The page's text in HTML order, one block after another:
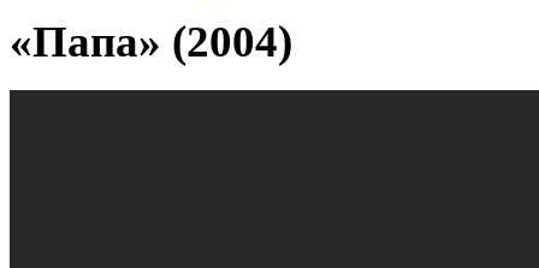
«Папа» (2004)